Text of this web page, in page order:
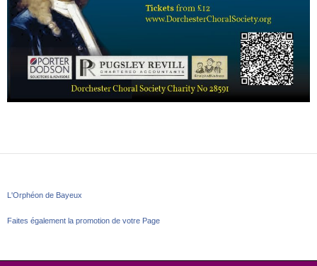
L'Orphéon de Bayeux
Faites également la promotion de votre Page